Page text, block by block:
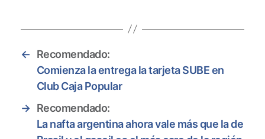
←
Recomendado:
Comienza la entrega la tarjeta SUBE en
Club Caja Popular
→ Recomendado:
La nafta argentina ahora vale más que la de